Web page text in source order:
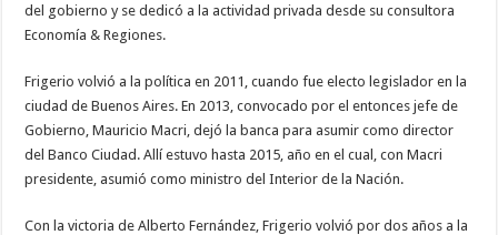
del gobierno y se dedicó a la actividad privada desde su consultora
Economía & Regiones.
Frigerio volvió a la política en 2011, cuando fue electo legislador en la
ciudad de Buenos Aires. En 2013, convocado por el entonces jefe de
Gobierno, Mauricio Macri, dejó la banca para asumir como director
del Banco Ciudad. Allí estuvo hasta 2015, año en el cual, con Macri
presidente, asumió como ministro del Interior de la Nación.
Con la victoria de Alberto Fernández, Frigerio volvió por dos años a la